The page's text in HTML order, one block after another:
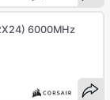
6000MHz